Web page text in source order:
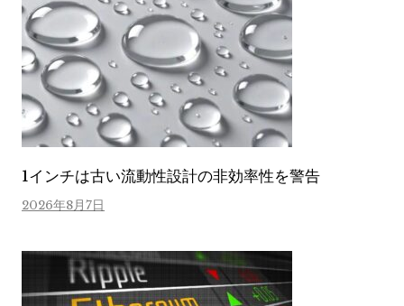
1インチは古い流動性設計の非効率性を警告
2026年8月7日